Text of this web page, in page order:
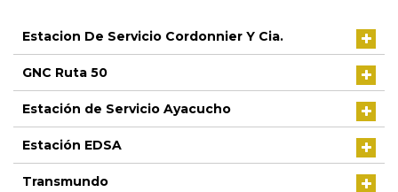
Estacion De Servicio Cordonnier Y Cia.
GNC Ruta 50
Estación de Servicio Ayacucho
Estación EDSA
Transmundo